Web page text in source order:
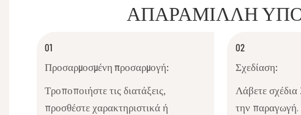
ΑΠΑΡΆΜΙΛΛΗ
01
Προσαρμοσμένη προσαρμογή:
Τροποποιήστε τις διατάξεις,
προσθέστε χαρακτηριστικά ή
02
Σχεδίαση:
Λάβετε
την παραγωγή.